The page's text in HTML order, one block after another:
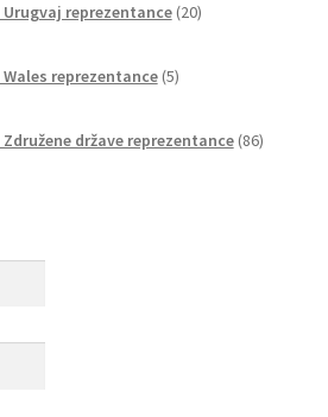
Urugvaj reprezentance 20izdelkov
Wales reprezentance 5izdelkov
Združene države reprezentance 86izdelkov